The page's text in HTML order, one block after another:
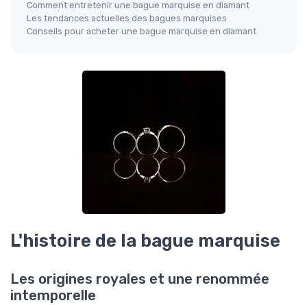
Comment entretenir une bague marquise en diamant
Les tendances actuelles des bagues marquises
Conseils pour acheter une bague marquise en diamant
L'histoire de la bague marquise
Les origines royales et une renommée
intemporelle